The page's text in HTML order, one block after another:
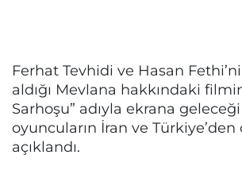
Ferhat Tevhidi ve Hasan
aldığı Mevlana hakkındaki
Sarhoşu” adıyla ekrana
oyuncuların İran ve Türkiye’den
açıklandı.